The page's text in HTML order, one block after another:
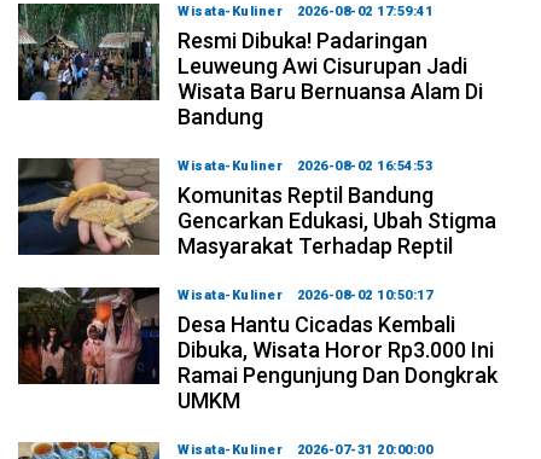
Wisata-Kuliner 2026-08-02 17:59:41
Resmi Dibuka! Padaringan
Leuweung Awi Cisurupan Jadi
Wisata Baru Bernuansa Alam Di
Bandung
Wisata-Kuliner 2026-08-02 16:54:53
Komunitas Reptil Bandung
Gencarkan Edukasi, Ubah Stigma
Masyarakat Terhadap Reptil
Wisata-Kuliner 2026-08-02 10:50:17
Desa Hantu Cicadas Kembali
Dibuka, Wisata Horor Rp3.000 Ini
Ramai Pengunjung Dan Dongkrak
UMKM
Wisata-Kuliner 2026-07-31 20:00:00